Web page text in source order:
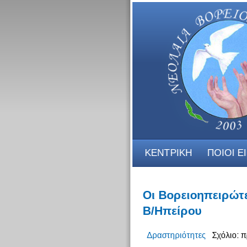
ΚΕΝΤΡΙΚΗ ΠΟΙΟΙ
Οι
Β/Ηπείρου
Δραστηριότητες Σχόλιο: